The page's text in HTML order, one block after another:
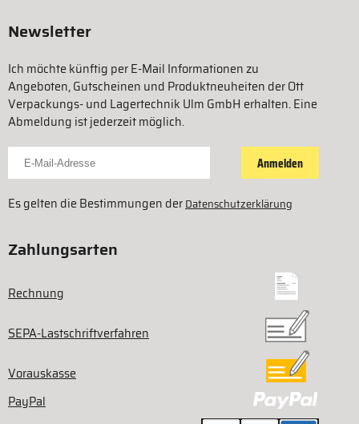
Newsletter
Ich möchte künftig per E-Mail Informationen zu
Angeboten, Gutscheinen und Produktneuheiten der Ott
Verpackungs- und Lagertechnik Ulm GmbH erhalten. Eine
Abmeldung ist jederzeit möglich.
Für Newsletter anmelden
Anmelden
Es gelten die Bestimmungen derDatenschutzerklärung
Zahlungsarten
Rechnung
SEPA-Lastschriftverfahren
Vorauskasse
PayPal